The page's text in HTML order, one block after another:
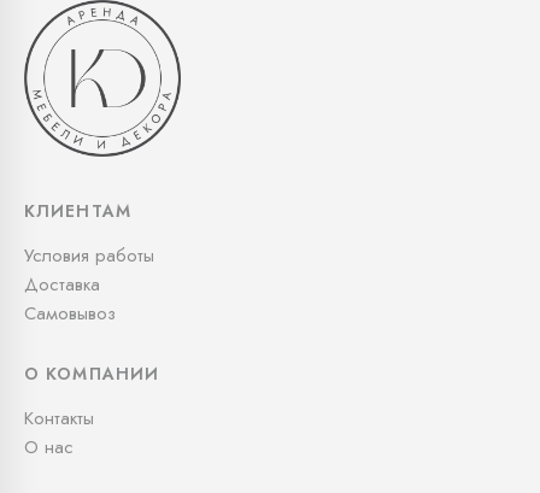
КЛИЕНТАМ
Условия работы
Доставка
Самовывоз
О КОМПАНИИ
Контакты
О нас